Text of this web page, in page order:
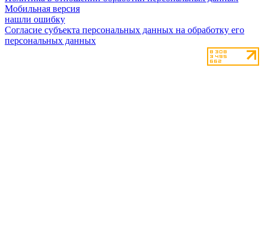
Мобильная версия
нашли ошибку
Согласие субъекта персональных данных на обработку его
персональных данных